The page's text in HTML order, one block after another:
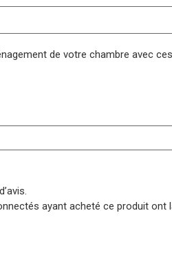
de votre chambre avec ces
ayant acheté ce produit ont